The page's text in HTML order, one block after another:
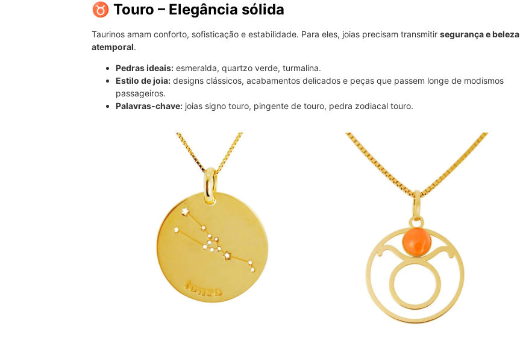
♉ Touro – Elegância sólida
Taurinos amam conforto, sofisticação e estabilidade. Para eles, joias precisam transmitir segurança e beleza
atemporal.
Pedras ideais: esmeralda, quartzo verde, turmalina.
Estilo de joia: designs clássicos, acabamentos delicados e peças que passem longe de modismos
passageiros.
Palavras-chave: joias signo touro, pingente de touro, pedra zodiacal touro.